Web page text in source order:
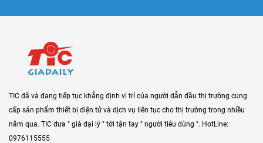
TIC đã và đang tiếp tục khẳng định vị trí của người dẫn đầu thị trường cung
cấp sản phẩm thiết bị điện tử và dịch vụ liên tục cho thị trường trong nhiều
năm qua. TIC đưa " giá đại lý " tới tận tay " người tiêu dùng ". HotLine:
0976115555